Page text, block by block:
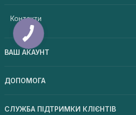
Контакти
ВАШ АКАУНТ
ДОПОМОГА
СЛУЖБА ПІДТРИМКИ КЛІЄНТІВ